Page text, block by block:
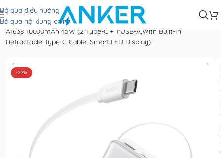
Bỏ qua điều hướng
Bỏ qua nội dung chính
Home|Pin dự phòng cho điện thoại |Pin Dự Phòng ANKER Nano
A1638 10000mAh 45W (2*Type-C + 1*USB-A,With Built-In
Retractable Type-C Cable, Smart LED Display)
-27%